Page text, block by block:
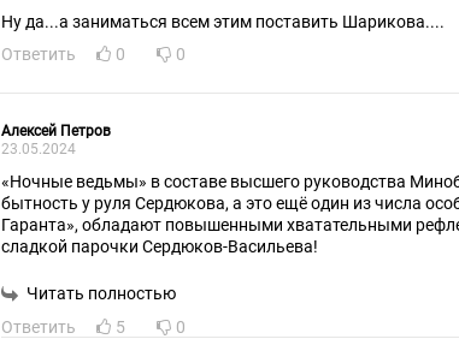
Ну да...а заниматься всем этим поставить Шарикова....
Ответить
0 0
Алексей Петров
23.05.2024
«Ночные ведьмы» в составе высшего руководства
бытность у руля Сердюкова, а это ещё один из числа особо
Гаранта», обладают повышенными хватательными
сладкой парочки Сердюков-Васильева!
Читать полностью
Ответить
5 0